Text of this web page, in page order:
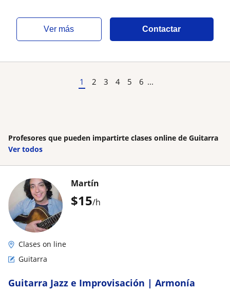
ver más Contactar
1 2 3 4 5 6 ...
Profesores que pueden impartirte clases online de Guitarra
Ver todos
$15/h
Martín
Clases on line
Guitarra
Guitarra Jazz e Improvisación | Armonía